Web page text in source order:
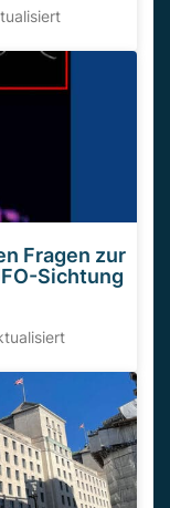
Fragen zur
Sichtung